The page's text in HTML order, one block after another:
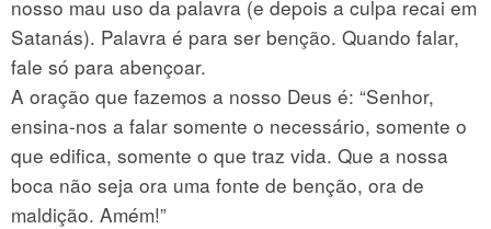
nosso mau uso da palavra (e depois a culpa recai em
Satanás). Palavra é para ser benção. Quando falar,
fale só para abençoar.
A oração que fazemos a nosso Deus é: “Senhor,
ensina-nos a falar somente o necessário, somente o
que edifica, somente o que traz vida. Que a nossa
boca não seja ora uma fonte de benção, ora de
maldição. Amém!”